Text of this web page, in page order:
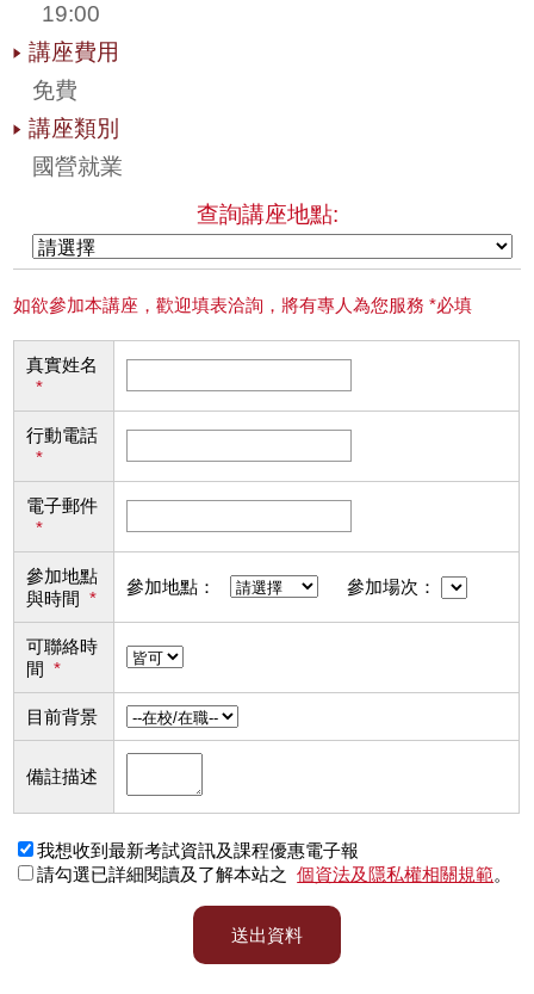
19:00
講座費用
免費
講座類別
國營就業
查詢講座地點:
如欲參加本講座，歡迎填表洽詢，將有專人為您服務 *必填
真實姓名
*
行動電話
*
電子郵件
*
參加地點
與時間 *
參加地點： 參加場次：
可聯絡時
間 *
目前背景
備註描述
我想收到最新考試資訊及課程優惠電子報
請勾選已詳細閱讀及了解本站之
個資法及隱私權相關規範。
送出資料